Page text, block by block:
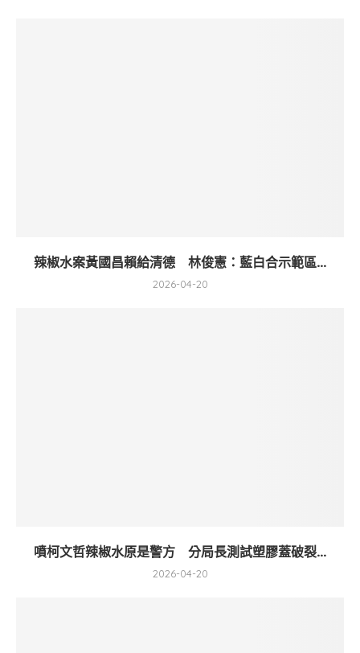
辣椒水案黃國昌賴給清德 林俊憲：藍白合示範區...
2026-04-20
噴柯文哲辣椒水原是警方 分局長測試塑膠蓋破裂...
2026-04-20